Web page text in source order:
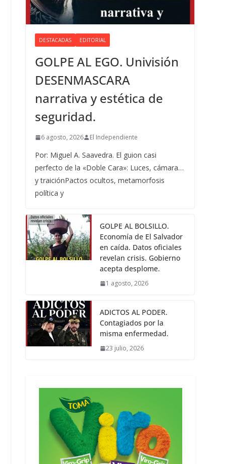
DESTACADAS EDITORIAL
GOLPE AL EGO. Univisión
DESENMASCARA
narrativa y estética de
seguridad.
6 agosto, 2026 El Independiente
Por: Miguel A. Saavedra. El guion casi
perfecto de la «Doble Cara»: Luces, cámara…
y traiciónPactos ocultos, metamorfosis
política y
GOLPE AL BOLSILLO.
Economía de El Salvador
en caída. Datos oficiales
revelan crisis. Gobierno
acepta desplome.
1 agosto, 2026
ADICTOS AL PODER.
Contagiados por la
misma enfermedad.
23 julio, 2026